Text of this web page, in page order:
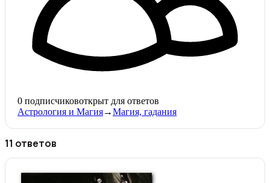
0 подписчиковоткрыт для ответов
Астрология и Магия→Магия, гадания
11 ответов